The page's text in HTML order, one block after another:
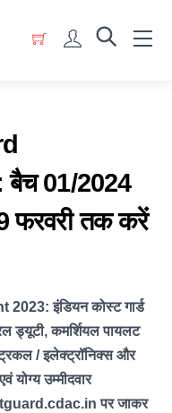
Account
Menu
01/2024
9 फरवरी तक करें
इंडियन कोस्ट गार्ड
ड्यूटी, कमर्शियल पायलट
/ इलेक्ट्रॉनिक्स और
योग्य उम्मीदवार
पर जाकर